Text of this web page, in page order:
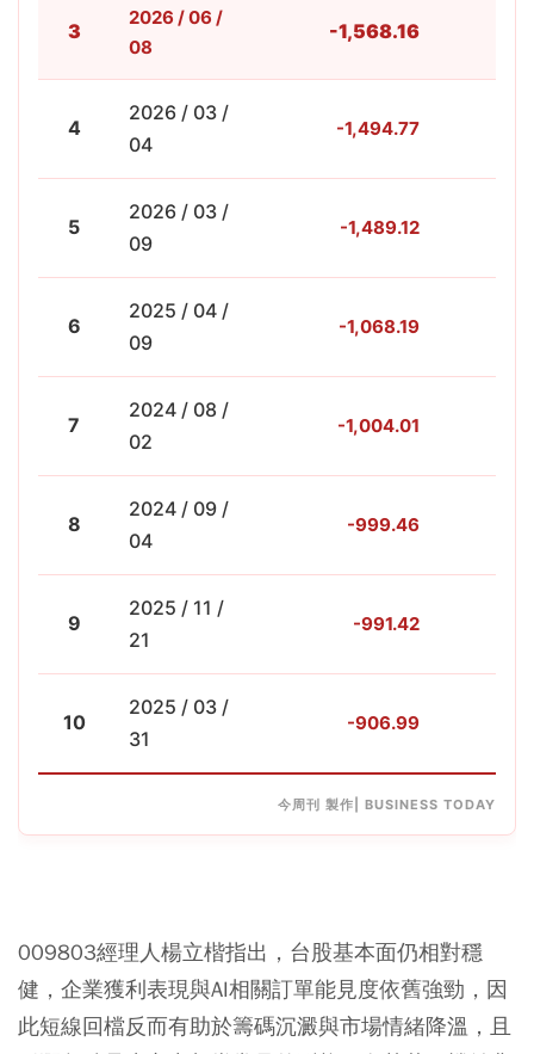
3
2026 / 06 /
08
-1,568.16
4
2026 / 03 /
04
-1,494.77
5
2026 / 03 /
09
-1,489.12
6
2025 / 04 /
09
-1,068.19
7
2024 / 08 /
02
-1,004.01
8
2024 / 09 /
04
-999.46
9
2025 / 11 /
21
-991.42
10
2025 / 03 /
31
-906.99
今周刊 製作| BUSINESS TODAY
009803經理人楊立楷指出，台股基本面仍相對穩
健，企業獲利表現與AI相關訂單能見度依舊強勁，因
此短線回檔反而有助於籌碼沉澱與市場情緒降溫，且